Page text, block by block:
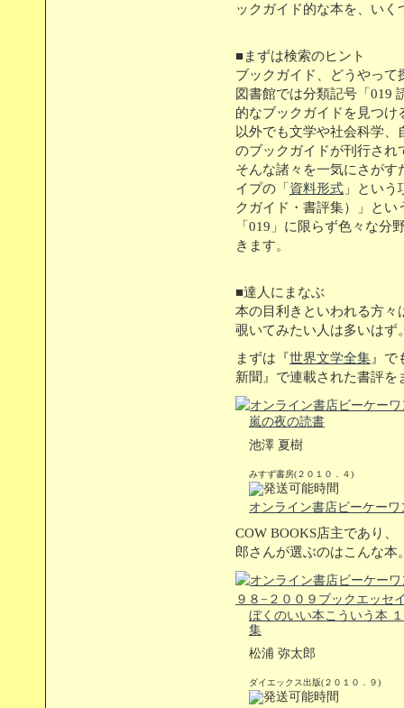
ックガイド的な本を、いく
■まずは検索のヒント
ブックガイド、どうやって
図書館では分類記号「019
的なブックガイドを見つ
以外でも文学や社会科学
のブックガイドが刊行され
そんな諸々を一気にさがす
イプの「 資料形式 」とい
クガイド・書評集）」と
「019」に限らず色々な分
きます。
■達人にまなぶ
本の目利きといわれる方々
覗いてみたい人は多いはず
まずは『世界文学全集 』で
新聞』で連載された書評を
嵐の夜の読書
池澤 夏樹
みすず書房(２０１０．４)
オンライン書店ビーケー
COW BOOKS店主であり
郎さんが選ぶのはこんな本
ぼくのいい本こういう本
集
松浦 弥太郎
ダイエックス出版(２０１０．９)